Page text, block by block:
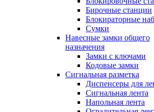
Бирочные станции
Блокираторные
Сумки
Навесные замки общего
назначения
Замки с ключами
Кодовые замки
Сигнальная разметка
Диспенсеры для
Сигнальная лента
Напольная лента